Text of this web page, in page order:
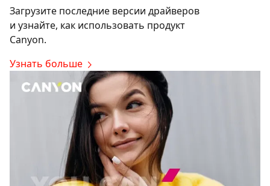
Загрузите последние версии драйверов
и узнайте, как использовать продукт
Canyon.
Узнать больше